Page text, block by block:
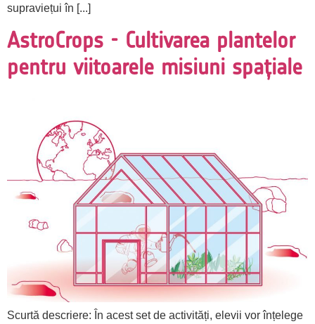
supraviețui în [...]
AstroCrops - Cultivarea plantelor
pentru viitoarele misiuni spațiale
Scurtă descriere: În acest set de activități, elevii vor înțelege